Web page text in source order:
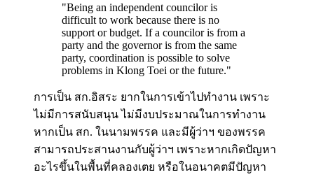
"Being an independent councilor is
difficult to work because there is no
support or budget. If a councilor is from a
party and the governor is from the same
party, coordination is possible to solve
problems in Klong Toei or the future."
การเป็น สก.อิสระ ยากในการเข้าไปทำงาน เพราะ
ไม่มีการสนับสนุน ไม่มีงบประมาณในการทำงาน
หากเป็น สก. ในนามพรรค และมีผู้ว่าฯ ของพรรค
สามารถประสานงานกับผู้ว่าฯ เพราะหากเกิดปัญหา
อะไรขึ้นในพื้นที่คลองเตย หรือในอนาคตมีปัญหา